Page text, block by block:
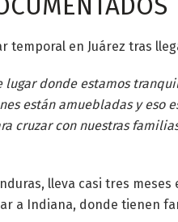
temporal en Juárez tras
lugar donde estamos
están amuebladas y eso
cruzar con nuestras
lleva casi tres
a Indiana, donde tienen